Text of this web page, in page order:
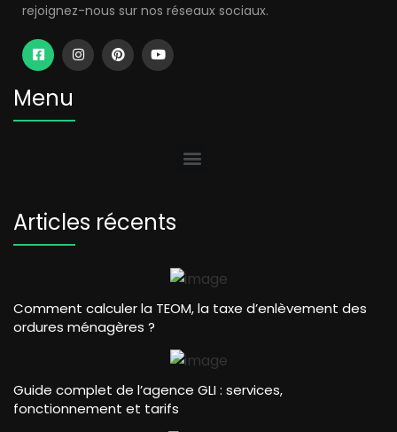
rejoignez-nous sur nos réseaux sociaux.
Menu
Articles récents
Comment calculer la TEOM, la taxe d’enlèvement des
ordures ménagères ?
Guide complet de l’agence GLI : services,
fonctionnement et tarifs